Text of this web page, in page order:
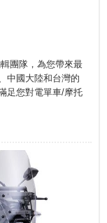
團隊，為您帶來最
中國大陸和台灣的
足您對電單車/摩托